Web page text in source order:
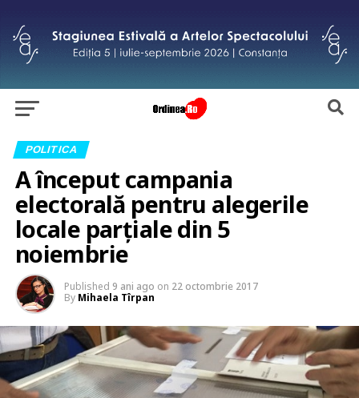
POLITICA
A început campania
electorală pentru alegerile
locale parțiale din 5
noiembrie
Published 9 ani ago on 22 octombrie 2017
By Mihaela Tîrpan